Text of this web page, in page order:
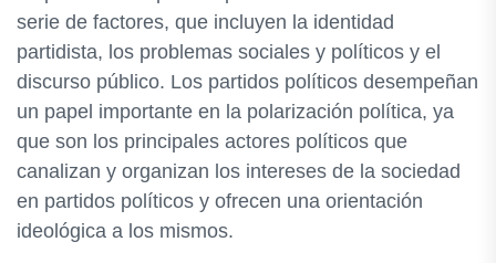
serie de factores, que incluyen la identidad
partidista, los problemas sociales y políticos y el
discurso público. Los partidos políticos desempeñan
un papel importante en la polarización política, ya
que son los principales actores políticos que
canalizan y organizan los intereses de la sociedad
en partidos políticos y ofrecen una orientación
ideológica a los mismos.